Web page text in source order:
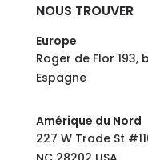
NOUS TROUVER
Europe
Roger de Flor 193,
Espagne
Amérique du Nord
227 W Trade St